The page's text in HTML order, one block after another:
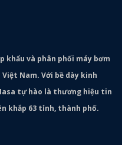
khẩu và phân phối máy bơm
Nam. Với bề dày kinh
tự hào là thương hiệu tin
khắp 63 tỉnh, thành phố.